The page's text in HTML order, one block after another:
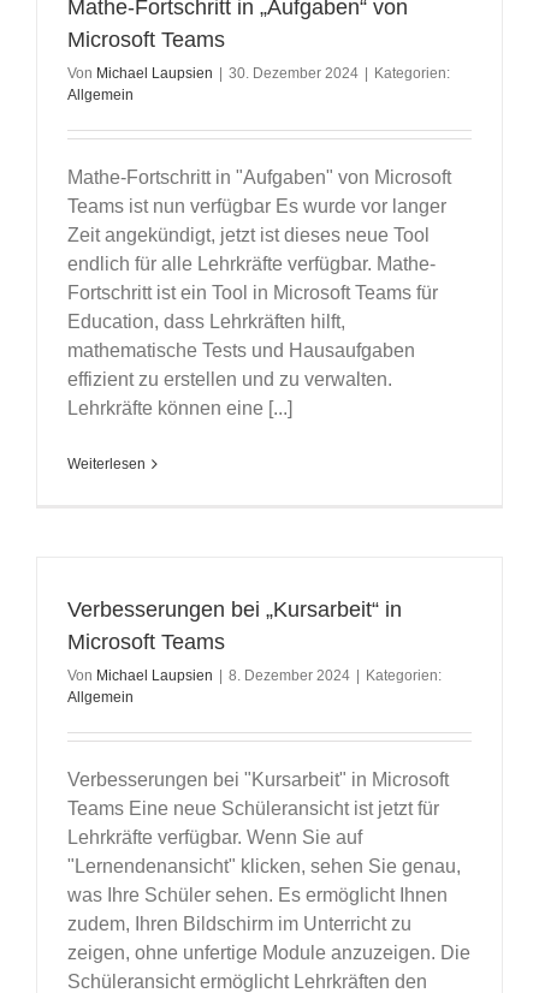
Mathe-Fortschritt in „Aufgaben“ von
Microsoft Teams
Von Michael Laupsien 30. Dezember 2024
Kategorien:
Allgemein
Mathe-Fortschritt in "Aufgaben" von Microsoft
Teams ist nun verfügbar Es wurde vor langer
Zeit angekündigt, jetzt ist dieses neue Tool
endlich für alle Lehrkräfte verfügbar. Mathe-
Fortschritt ist ein Tool in Microsoft Teams für
Education, dass Lehrkräften hilft,
mathematische Tests und Hausaufgaben
effizient zu erstellen und zu verwalten.
Lehrkräfte können eine [...]
Weiterlesen
Verbesserungen bei „Kursarbeit“ in
Microsoft Teams
Von Michael Laupsien 8. Dezember 2024
Kategorien:
Allgemein
Verbesserungen bei "Kursarbeit" in Microsoft
Teams Eine neue Schüleransicht ist jetzt für
Lehrkräfte verfügbar. Wenn Sie auf
"Lernendenansicht" klicken, sehen Sie genau,
was Ihre Schüler sehen. Es ermöglicht Ihnen
zudem, Ihren Bildschirm im Unterricht zu
zeigen, ohne unfertige Module anzuzeigen. Die
Schüleransicht ermöglicht Lehrkräften den